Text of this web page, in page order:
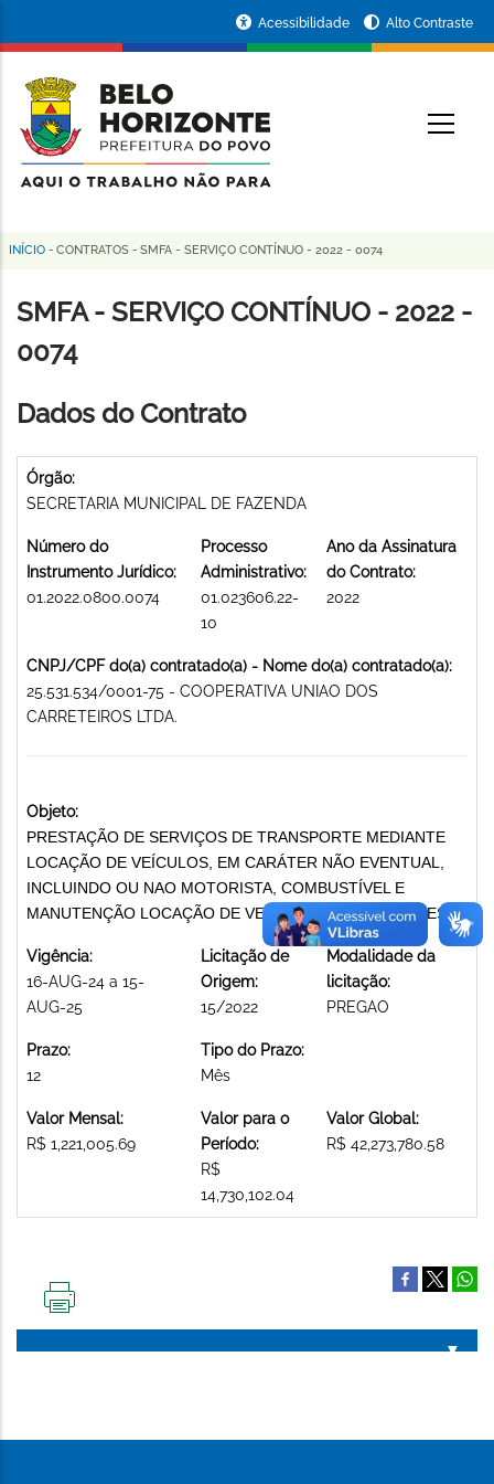
conteúdo
principal
da
Prefeitura
de
Horizonte
Acessibilidade Alto Contraste
Trilha
de
navegação
INÍCIO - CONTRATOS - SMFA - SERVIÇO CONTÍNUO - 2022 - 0074
SMFA - SERVIÇO CONTÍNUO - 2022 -
0074
Dados do Contrato
Órgão:
SECRETARIA MUNICIPAL DE FAZENDA
Número do
Instrumento Jurídico:
01.2022.0800.0074
Processo
Administrativo:
01.023606.22-
10
Ano da Assinatura
do Contrato:
2022
CNPJ/CPF do(a) contratado(a) - Nome do(a) contratado(a):
25.531.534/0001-75 - COOPERATIVA UNIAO DOS
CARRETEIROS LTDA.
Objeto:
PRESTAÇÃO DE SERVIÇOS DE TRANSPORTE MEDIANTE
LOCAÇÃO DE VEÍCULOS, EM CARÁTER NÃO EVENTUAL,
INCLUINDO OU NAO MOTORISTA, COMBUSTÍVEL E
MANUTENÇÃO LOCAÇÃO DE VEÍCULOS AUTOMOTORES
Vigência:
16-AUG-24 a 15-
AUG-25
Licitação de
Origem:
15/2022
Modalidade da
licitação:
PREGAO
Prazo:
12
Tipo do Prazo:
Mês
Valor Mensal:
R$ 1,221,005.69
Valor para o
Período:
R$
14,730,102.04
Valor Global:
R$ 42,273,780.58
PÁGINA